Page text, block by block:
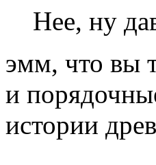
Нее, ну
эмм, что вы
и
истории